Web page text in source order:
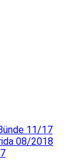
11/17
08/2018